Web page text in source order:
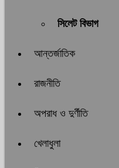
সিলেট বিভাগ
আন্তর্জাতিক
রাজনীতি
অপরাধ ও দুর্ণীতি
খেলাধুলা